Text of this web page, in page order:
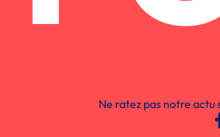
Ne ratez pas notre actu